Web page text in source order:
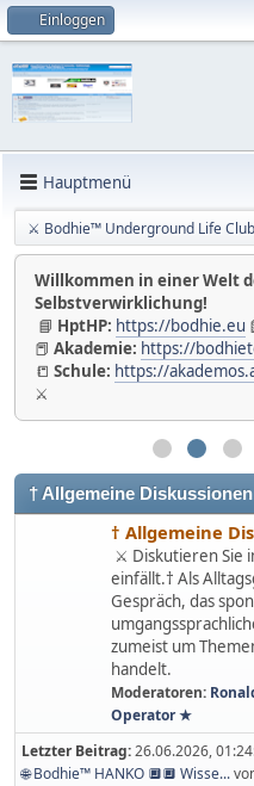
Einloggen
Hauptmenü
⚔ Bodhie™ Underground Life
Willkommen in einer Welt
Selbstverwirklichung!
📘 HptHP: https://bodhie.eu
📕 Akademie: https://
📒 Schule: https://
⚔
† Allgemeine
† Allgemeine
⚔ Diskutieren Sie
einfällt.† Als
Gespräch, das
zumeist um
handelt.
Moderatoren:
Operator ★
Letzter Beitrag:26.06.2026,
🌐 Bodhie™ HANKO 🔲🔲 Wisse...